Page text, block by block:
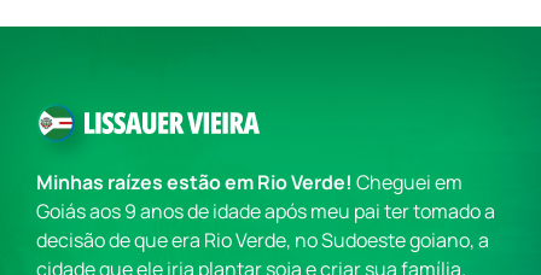
Minhas raízes estão em Rio Verde! Cheguei em
Goiás aos 9 anos de idade após meu pai ter tomado a
decisão de que era Rio Verde, no Sudoeste goiano, a
cidade que ele iria plantar soja e criar sua família.